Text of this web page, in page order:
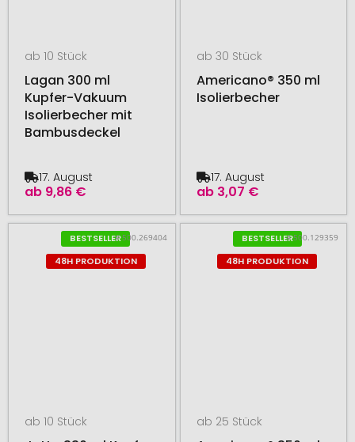
ab 10 Stück
Lagan 300 ml
Kupfer-Vakuum
Isolierbecher mit
Bambusdeckel
ab 9,86 €
17. August
ab 30 Stück
Americano® 350 ml
Isolierbecher
ab 3,07 €
17. August
BESTSELLER
48H PRODUKTION
# 500.269404
ab 10 Stück
BESTSELLER
48H PRODUKTION
# 500.129359
ab 25 Stück